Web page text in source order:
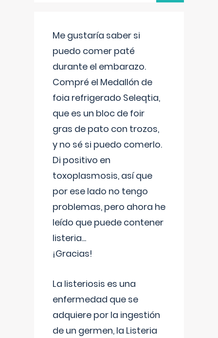
Me gustaría saber si
puedo comer paté
durante el embarazo.
Compré el Medallón de
foia refrigerado Seleqtia,
que es un bloc de foir
gras de pato con trozos,
y no sé si puedo comerlo.
Di positivo en
toxoplasmosis, así que
por ese lado no tengo
problemas, pero ahora he
leído que puede contener
listeria...
¡Gracias!
La listeriosis es una
enfermedad que se
adquiere por la ingestión
de un germen, la Listeria